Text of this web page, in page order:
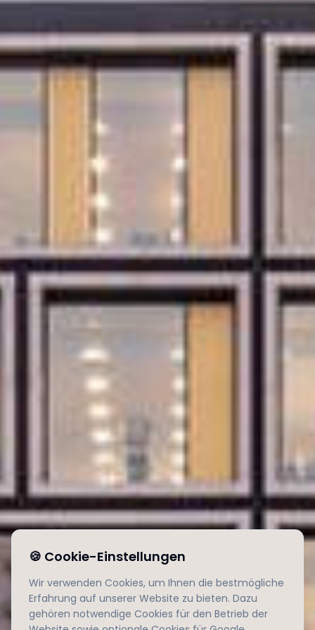
🍪 Cookie-Einstellungen
Wir verwenden Cookies, um Ihnen die bestmögliche
Erfahrung auf unserer Website zu bieten. Dazu
gehören notwendige Cookies für den Betrieb der